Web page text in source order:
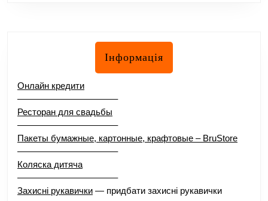
Інформація
Онлайн кредити
–––––––––––––––––––––
Ресторан для свадьбы
–––––––––––––––––––––
Пакеты бумажные, картонные, крафтовые – BruStore
–––––––––––––––––––––
Коляска дитяча
–––––––––––––––––––––
Захисні рукавички — придбати захисні рукавички